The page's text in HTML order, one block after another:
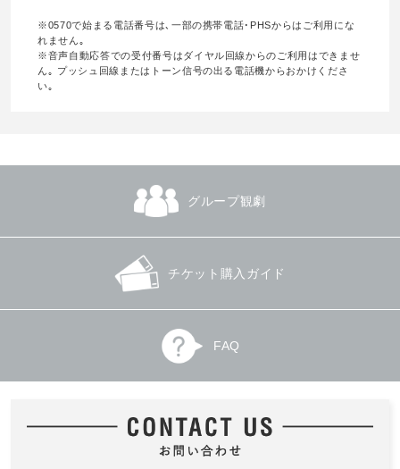
※0570で始まる電話番号は､一部の携帯電話･PHSからはご利用にな
れません｡
※音声自動応答での受付番号はダイヤル回線からのご利用はできませ
ん｡ プッシュ回線またはトーン信号の出る電話機からおかけくださ
い｡
グループ観劇
チケット購入ガイド
FAQ